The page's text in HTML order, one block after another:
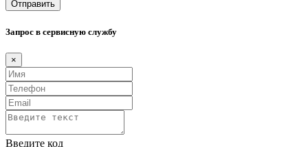
Запрос в сервисную службу
×
Введите код